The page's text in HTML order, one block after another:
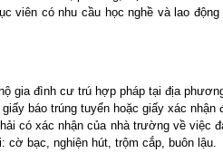
viên có nhu cầu học nghề và lao
gia đình cư trú hợp pháp tại địa
báo trúng tuyển hoặc giấy xác
có xác nhận của nhà trường về việc
cờ bạc, nghiện hút, trộm cắp, buôn lậu.